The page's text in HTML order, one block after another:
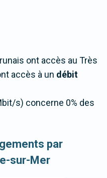
ont accès au Très
accès à un débit
s) concerne 0% des
par
sur-Mer